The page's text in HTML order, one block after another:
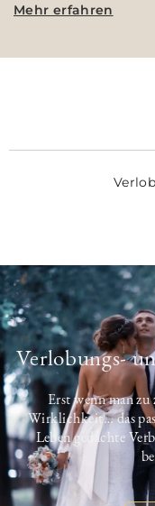
Mehr erfahren
Verlobungs-
Erst wenn man
Wirklichkeit… das
Leben gedachte